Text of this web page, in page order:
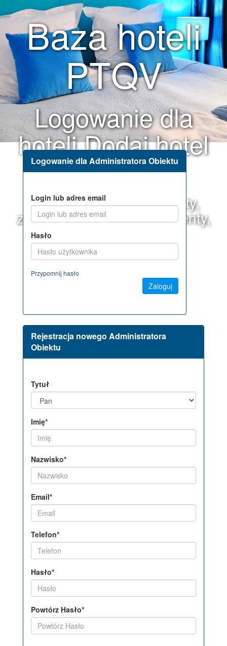
Baza hoteli
PTQV
Logowanie dla
hoteli Dodaj hotel
za darmo
hotele, motele, pensjonaty,
zajazdy, hostele, apartamenty,
Logowanie dla Administratora Obiektu
Login lub adres email
Hasło
Przypomnij hasło
Rejestracja nowego Administratora
Obiektu
Tytuł
Imię*
Nazwisko*
Email*
Telefon*
Hasło*
Powtórz Hasło*